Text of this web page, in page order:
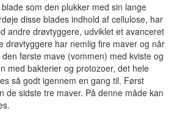
som den plukker med sin lange
disse blades indhold af cellulose, har
andre drøvtyggere, udviklet et avanceret
drøvtyggere har nemlig fire maver og når
første mave (vommen) med kviste og
med bakterier og protozoer, det hele
så godt igennem en gang til. Først
de sidste tre maver. På denne måde kan